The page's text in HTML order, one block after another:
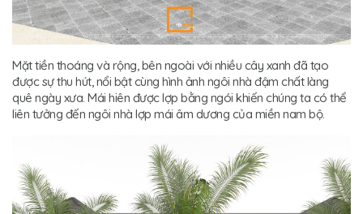
Mặt tiền thoáng và rộng, bên ngoài với nhiều cây xanh đã tạo
được sự thu hút, nổi bật cùng hình ảnh ngôi nhà đậm chất làng
quê ngày xưa. Mái hiên được lợp bằng ngói khiến chúng ta có thể
liên tưởng đến ngôi nhà lợp mái âm dương của miền nam bộ.